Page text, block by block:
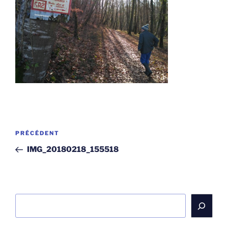
Navigation
l’article
Article
précédent
PRÉCÉDENT
IMG_20180218_155518